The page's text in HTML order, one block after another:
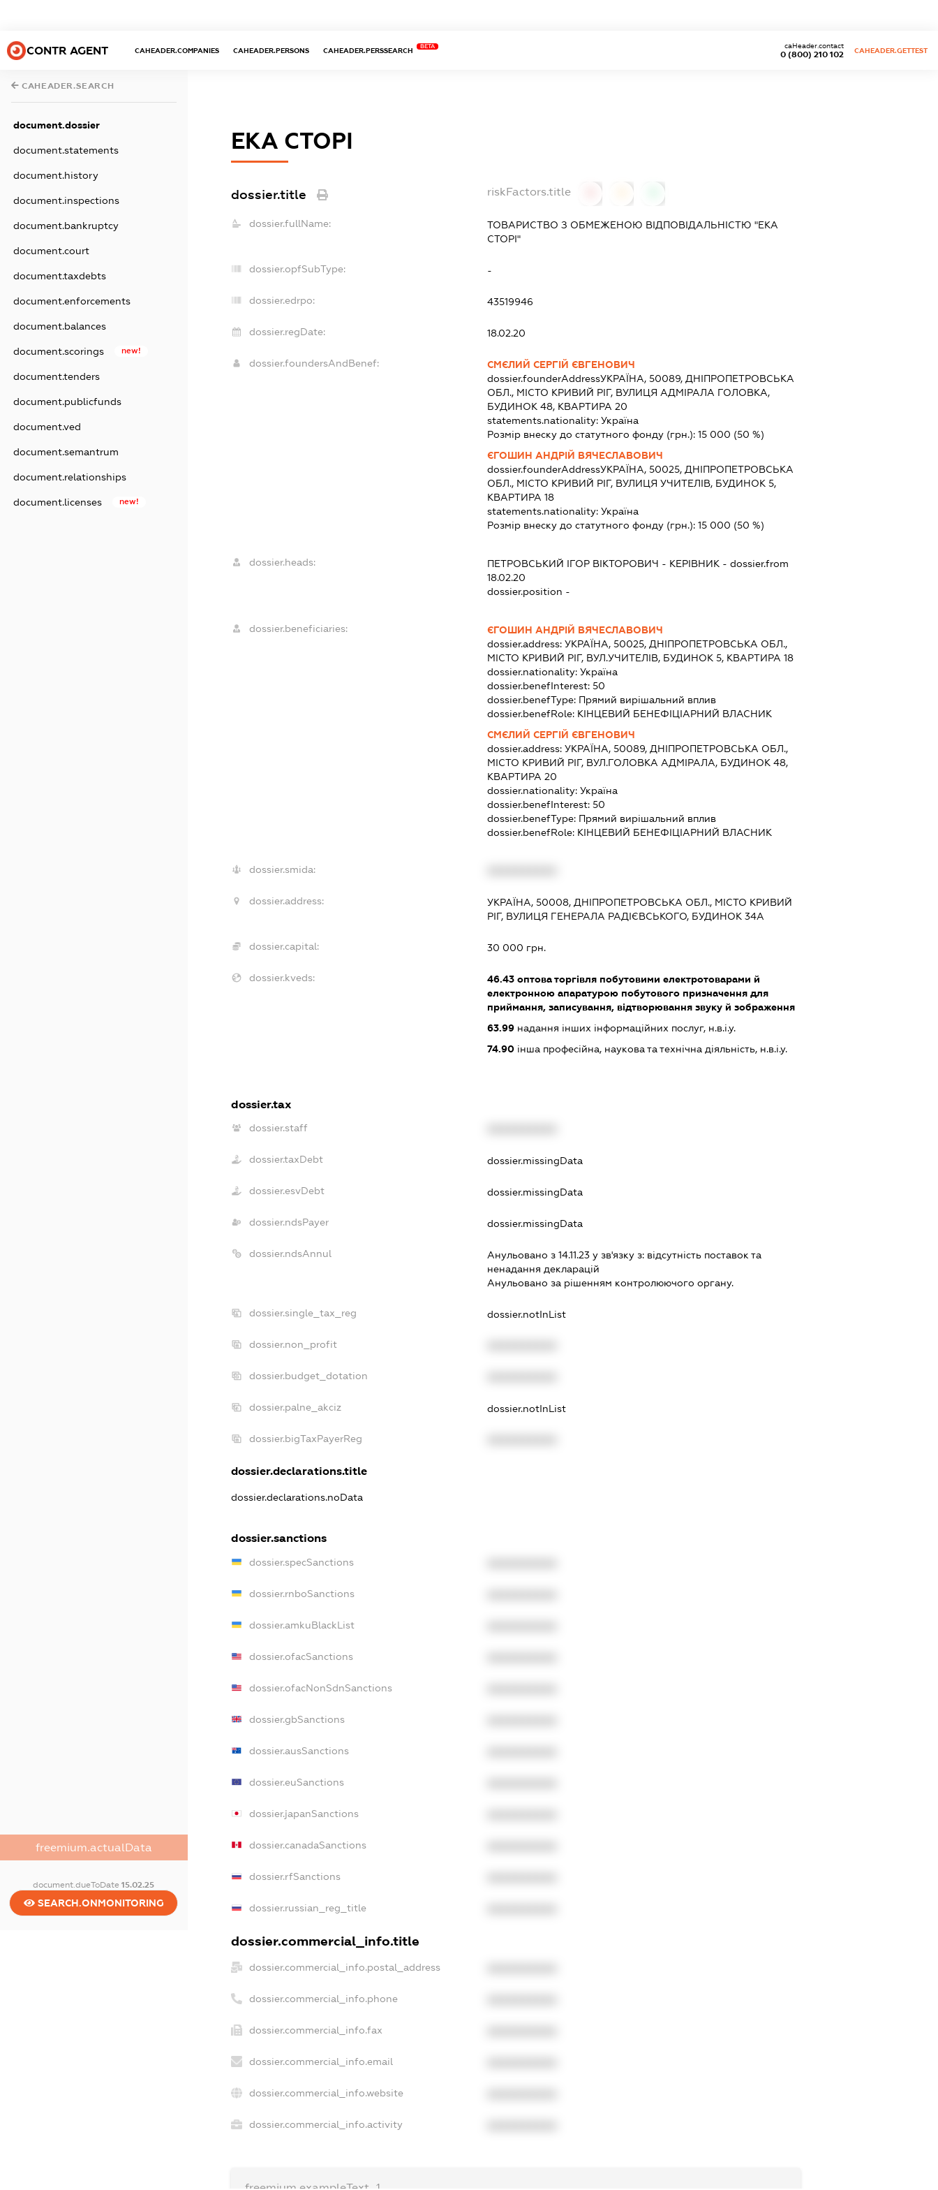
CONTR AGENT CAHEADER.COMPANIES CAHEADER.PERSONS CAHEADER.PERSSEARCH
BETA
0 (800) 210 102
caHeader.contact
CAHEADER.GETTEST
CAHEADER.SEARCH
document.dossier
document.statements
document.history
document.inspections
document.bankruptcy
document.court
document.taxdebts
document.enforcements
document.balances
document.scorings new!
document.tenders
document.publicfunds
document.ved
document.semantrum
document.relationships
document.licenses new!
freemium.actualData
document.dueToDate15.02.25
SEARCH.ONMONITORING
ЕКА СТОРІ
dossier.title riskFactors.title
dossier.fullName:
ТОВАРИСТВО З ОБМЕЖЕНОЮ ВІДПОВІДАЛЬНІСТЮ "ЕКА
СТОРІ"
dossier.opfSubType: -
dossier.edrpo: 43519946
dossier.regDate: 18.02.20
dossier.foundersAndBenef:
СМЄЛИЙ СЕРГІЙ ЄВГЕНОВИЧ
dossier.founderAddressУКРАЇНА, 50089, ДНІПРОПЕТРОВСЬКА
ОБЛ., МІСТО КРИВИЙ РІГ, ВУЛИЦЯ АДМІРАЛА ГОЛОВКА,
БУДИНОК 48, КВАРТИРА 20
statements.nationality:Україна
Розмір внеску до статутного фонду (грн.):15 000 (50 %)
ЄГОШИН АНДРІЙ ВЯЧЕСЛАВОВИЧ
dossier.founderAddressУКРАЇНА, 50025, ДНІПРОПЕТРОВСЬКА
ОБЛ., МІСТО КРИВИЙ РІГ, ВУЛИЦЯ УЧИТЕЛІВ, БУДИНОК 5,
КВАРТИРА 18
statements.nationality:Україна
Розмір внеску до статутного фонду (грн.):15 000 (50 %)
dossier.heads: ПЕТРОВСЬКИЙ ІГОР ВІКТОРОВИЧ - КЕРІВНИК - dossier.from
18.02.20
dossier.position -
dossier.beneficiaries:
ЄГОШИН АНДРІЙ ВЯЧЕСЛАВОВИЧ
dossier.address:УКРАЇНА, 50025, ДНІПРОПЕТРОВСЬКА ОБЛ.,
МІСТО КРИВИЙ РІГ, ВУЛ.УЧИТЕЛІВ, БУДИНОК 5, КВАРТИРА 18
dossier.nationality:Україна
dossier.benefInterest:50
dossier.benefType: Прямий вирішальний вплив
dossier.benefRole: КІНЦЕВИЙ БЕНЕФІЦІАРНИЙ ВЛАСНИК
СМЄЛИЙ СЕРГІЙ ЄВГЕНОВИЧ
dossier.address:УКРАЇНА, 50089, ДНІПРОПЕТРОВСЬКА ОБЛ.,
МІСТО КРИВИЙ РІГ, ВУЛ.ГОЛОВКА АДМІРАЛА, БУДИНОК 48,
КВАРТИРА 20
dossier.nationality:Україна
dossier.benefInterest:50
dossier.benefType: Прямий вирішальний вплив
dossier.benefRole: КІНЦЕВИЙ БЕНЕФІЦІАРНИЙ ВЛАСНИК
dossier.smida:
dossier.address:
УКРАЇНА, 50008, ДНІПРОПЕТРОВСЬКА ОБЛ., МІСТО КРИВИЙ
РІГ, ВУЛИЦЯ ГЕНЕРАЛА РАДІЄВСЬКОГО, БУДИНОК 34А
dossier.capital: 30 000 грн.
dossier.kveds: 46.43 оптова торгівля побутовими електротоварами й
електронною апаратурою побутового призначення для
приймання, записування, відтворювання звуку й зображення
63.99 надання інших інформаційних послуг, н.в.і.у.
74.90 інша професійна, наукова та технічна діяльність, н.в.і.у.
dossier.tax
dossier.staff
dossier.taxDebt dossier.missingData
dossier.esvDebt dossier.missingData
dossier.ndsPayer dossier.missingData
dossier.ndsAnnul Анульовано з 14.11.23 у зв'язку з: вiдсутнiсть поставок та
ненадання декларацiй
Анульовано за рiшенням контролюючого органу.
dossier.single_tax_reg dossier.notInList
dossier.non_profit
dossier.budget_dotation
dossier.palne_akciz dossier.notInList
dossier.bigTaxPayerReg
dossier.declarations.title
dossier.declarations.noData
dossier.sanctions
dossier.specSanctions
dossier.rnboSanctions
dossier.amkuBlackList
dossier.ofacSanctions
dossier.ofacNonSdnSanctions
dossier.gbSanctions
dossier.ausSanctions
dossier.euSanctions
dossier.japanSanctions
dossier.canadaSanctions
dossier.rfSanctions
dossier.russian_reg_title
dossier.commercial_info.title
dossier.commercial_info.postal_address
dossier.commercial_info.phone
dossier.commercial_info.fax
dossier.commercial_info.email
dossier.commercial_info.website
dossier.commercial_info.activity